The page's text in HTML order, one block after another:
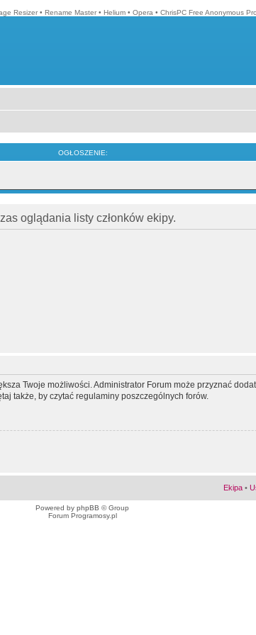
Resizer • Rename Master • Helium • Opera • ChrisPC Free Anonymous
OGŁOSZENIE:
oglądania listy członków ekipy.
Twoje możliwości. Administrator Forum może przyznać
także, by czytać regulaminy poszczególnych forów.
Ekipa •
Powered by phpBB © Group
Forum Programosy.pl